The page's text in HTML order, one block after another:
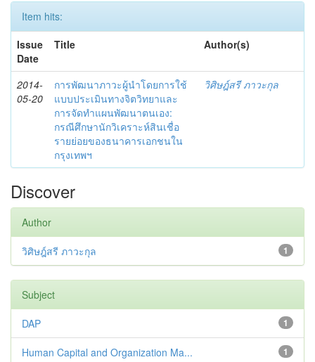
Item hits:
Issue
Date
Title Author(s)
2014-
05-20
การพัฒนาภาวะผู้นำโดยการใช้
แบบประเมินทางจิตวิทยาและ
การจัดทำแผนพัฒนาตนเอง:
กรณีศึกษานักวิเคราะห์สินเชื่อ
รายย่อยของธนาคารเอกชนใน
กรุงเทพฯ
วิศิษฎ์สรี ภาวะกุล
Discover
Author
1
วิศิษฎ์สรี ภาวะกุล
Subject
1
DAP
1
Human Capital and Organization Ma...